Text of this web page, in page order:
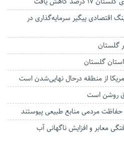
بابک زنجانی با ۱۱ هلدینگ اقتصادی پیگیر سرمایه‌گذاری در
گلستان
از منطقه درحال نهایی‌شدن است
روشن است
معابر و افزایش ناگهانی آب